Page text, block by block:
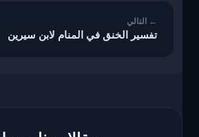
تفسير الخنق في المنام لابن سيرين